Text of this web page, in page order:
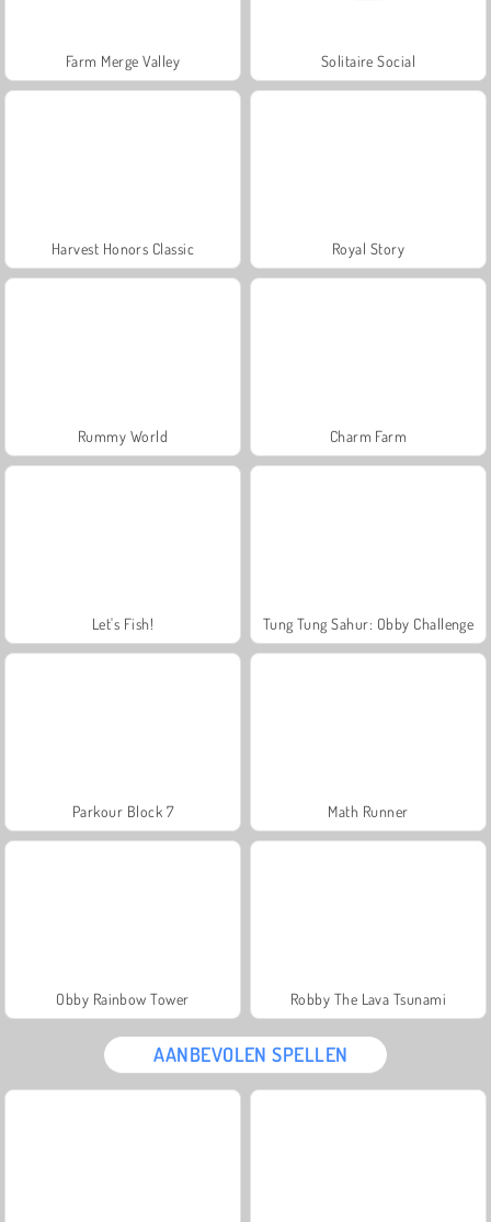
Farm Merge Valley Solitaire Social
Harvest Honors Classic Royal Story
Rummy World Charm Farm
Let's Fish! Tung Tung Sahur: Obby Challenge
Parkour Block 7 Math Runner
Obby Rainbow Tower Robby The Lava Tsunami
AANBEVOLEN SPELLEN